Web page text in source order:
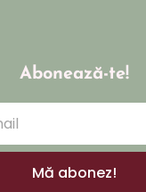
Abonează-te!
Mă abonez!